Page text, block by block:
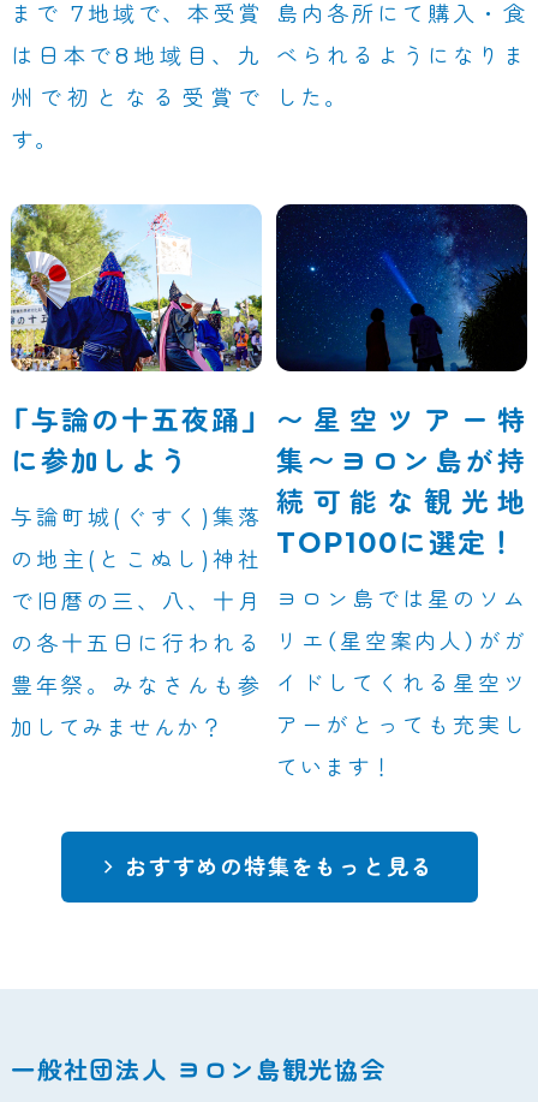
まで 7地域で、本受賞
は日本で8地域目、九
州で初となる受賞で
す。
島内各所にて購入・食
べられるようになりま
した。
「与論の十五夜踊」
に参加しよう
与論町城(ぐすく)集落
の地主(とこぬし)神社
で旧暦の三、八、十月
の各十五日に行われる
豊年祭。みなさんも参
加してみませんか？
〜星空ツアー特
集〜ヨロン島が持
続可能な観光地
TOP100に選定！
ヨロン島では星のソム
リエ（星空案内人）がガ
イドしてくれる星空ツ
アーがとっても充実し
ています！
おすすめの特集をもっと見る
一般社団法人 ヨロン島観光協会